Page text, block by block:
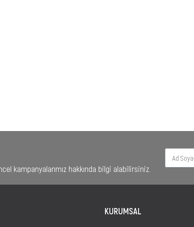
kampanyalarımız hakkında bilgi alabilirsiniz.
KURUMSAL